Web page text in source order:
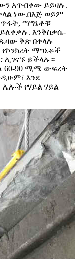
አጥብቀው ይይዛሉ.
ነው.በእጅ ወይም
ማግኔቶቹ
እንቅስቃሴ-
ቅጽ በቀላሉ
ማግኔቶች
ይችላሉ።
60-90 ሚሜ ውፍረት
እንደ
ሌሎች የሃይል ሃይል